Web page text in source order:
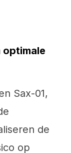
optimale
Sax-01,
de
op